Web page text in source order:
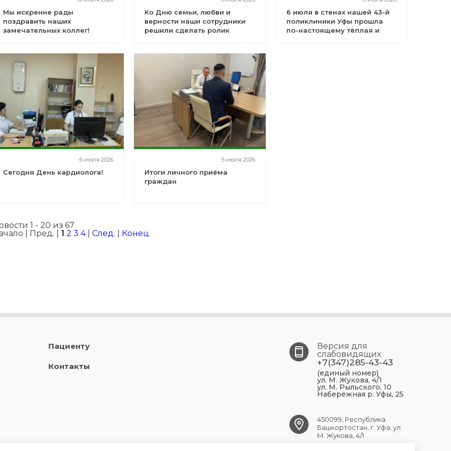
Мы искренне рады
поздравить наших
замечательных коллег!
Ко Дню семьи, любви и
верности наши сотрудники
решили сделать ролик
6 июля в стенах нашей 43-й
поликлиники Уфы прошла
по-настоящему тёплая и
6 июля 2026
Сегодня День кардиолога!
5 июля 2026
Итоги личного приёма
граждан
1 - 20 из 67
| Пред. | 1 2 3 4| След. Конец
Пациенту
Контакты
Версия для
слабовидящих
+7(347)285-43-43
(единый номер)
ул. М. Жукова, 4/1
ул. М. Рыльского, 10
Набережная р. Уфы, 25
450099, Республика
Башкортостан, г. Уфа, ул.
М. Жукова, 4/1